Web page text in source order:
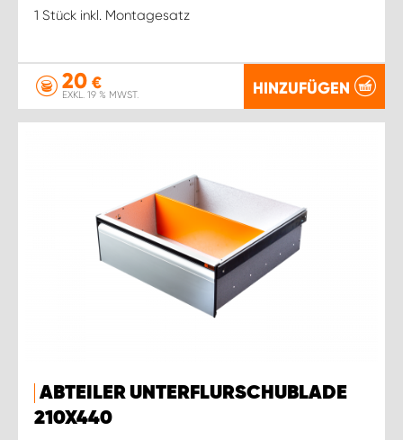
1 Stück inkl. Montagesatz
20 €
EXKL. 19 % MWST. HINZUFÜGEN
ABTEILER UNTERFLURSCHUBLADE
210X440